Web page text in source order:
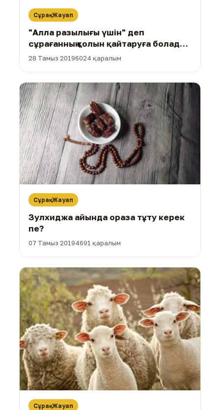
Сұрақ-Жауап
"Алла разылығы үшін" деп
сұрағанның қолын қайтаруға болады
ма?
28 Тамыз 20196024 қаралым
Сұрақ-Жауап
Зулхиджа айында ораза тұту керек
пе?
07 Тамыз 20194691 қаралым
Сұрақ-Жауап